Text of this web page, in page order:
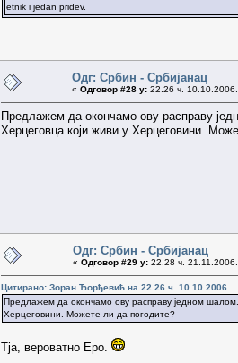
etnik i jedan pridev.
Одг: Србин - Србијанац
« Одговор #28 у: 22.26 ч.
Предлажем да окончамо ову расправу
Херцеговца који живи у Херцеговини.
Одг: Србин - Србијанац
« Одговор #29 у: 22.28 ч.
Цитирано: Зоран Ђорђевић на 22.26 ч. 10.10.2006.
Предлажем да окончамо ову расправу једном
Херцеговини. Можете ли да погодите?
Тја, вероватно Еро.